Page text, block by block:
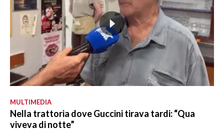
MULTIMEDIA
Nella trattoria dove Guccini tirava tardi: “Qua
viveva di notte”